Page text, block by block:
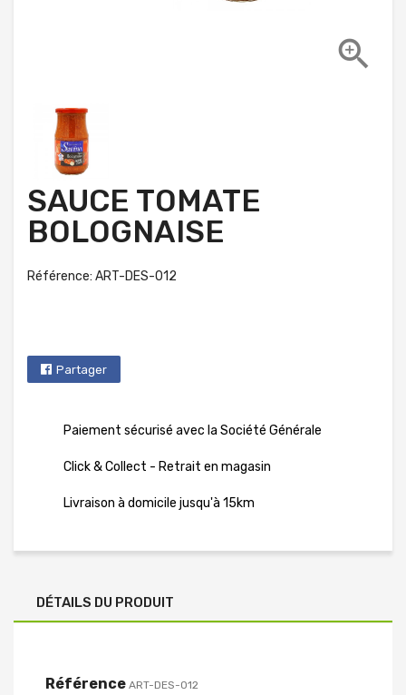

SAUCE TOMATE
BOLOGNAISE
Référence: ART-DES-012
Partager
Paiement sécurisé avec la Société Générale
Click & Collect - Retrait en magasin
Livraison à domicile jusqu'à 15km
DÉTAILS DU PRODUIT
Référence ART-DES-012